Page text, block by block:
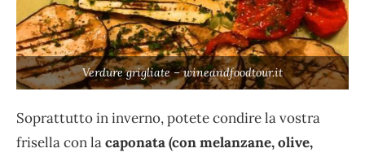
Verdure grigliate – wineandfoodtour.it
Soprattutto in inverno, potete condire la vostra
frisella con lacaponata (con melanzane, olive,